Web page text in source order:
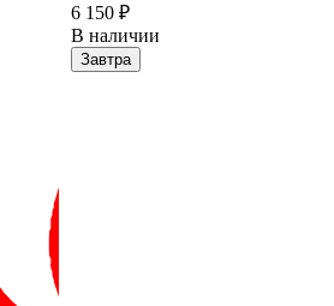
6 150 ₽
В наличии
Завтра